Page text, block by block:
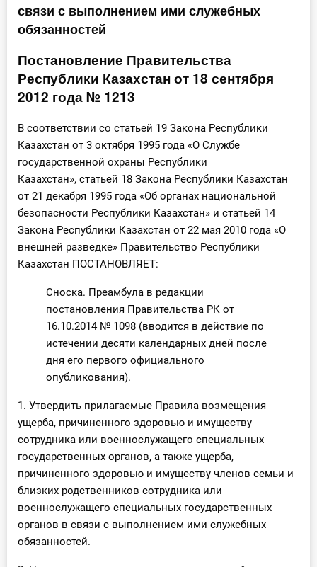
Справочник бухгалтера
Практика ИП
Учет по отраслям
Юридический помощник
Интернет-магазин
О Системе
Тарифы
Тестирование для
бухгалтера
связи с выполнением ими служебных
обязанностей
Постановление Правительства
Республики Казахстан от 18 сентября
2012 года № 1213
В соответствии со статьей 19 Закона Республики
Казахстан от 3 октября 1995 года «О Службе
государственной охраны Республики
Казахстан», статьей 18 Закона Республики Казахстан
от 21 декабря 1995 года «Об органах национальной
безопасности Республики Казахстан» и статьей 14
Закона Республики Казахстан от 22 мая 2010 года «О
внешней разведке» Правительство Республики
Казахстан ПОСТАНОВЛЯЕТ:
Сноска. Преамбула в редакции
постановления Правительства РК от
16.10.2014 № 1098 (вводится в действие по
истечении десяти календарных дней после
дня его первого официального
опубликования).
1. Утвердить прилагаемые Правила возмещения
ущерба, причиненного здоровью и имуществу
сотрудника или военнослужащего специальных
государственных органов, а также ущерба,
причиненного здоровью и имуществу членов семьи и
близких родственников сотрудника или
военнослужащего специальных государственных
органов в связи с выполнением ими служебных
обязанностей.